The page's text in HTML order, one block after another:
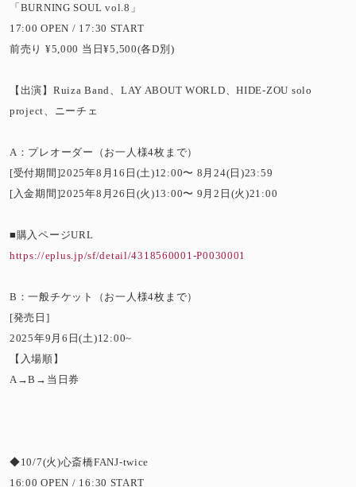
「BURNING SOUL vol.8」
17:00 OPEN / 17:30 START
前売り ¥5,000 当日¥5,500(各D別)
【出演】Ruiza Band、LAY ABOUT WORLD、HIDE-ZOU solo
project、ニーチェ
A：プレオーダー（お一人様4枚まで）
[受付期間]2025年8月16日(土)12:00〜 8月24(日)23:59
[入金期間]2025年8月26日(火)13:00〜 9月2日(火)21:00
■購入ページURL
https://eplus.jp/sf/detail/4318560001-P0030001
B：一般チケット（お一人様4枚まで）
[発売日]
2025年9月6日(土)12:00~
【入場順】
A→B→当日券
◆10/7(火)心斎橋FANJ-twice
16:00 OPEN / 16:30 START